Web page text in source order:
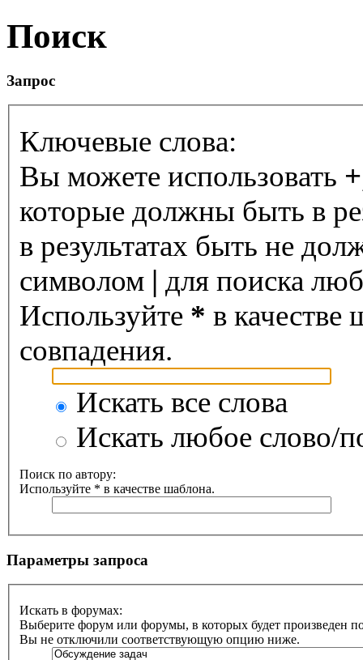
Поиск
Запрос
Ключевые слова:
Вы можете использовать +
которые должны быть в
в результатах быть не
символом | для поиска
Используйте * в качестве
совпадения.
Искать все слова
Искать любое слово/
Поиск по автору:
Используйте * в качестве шаблона.
Параметры запроса
Искать в форумах:
Выберите форум или форумы, в которых будет произведен
Вы не отключили соответствующую опцию ниже.